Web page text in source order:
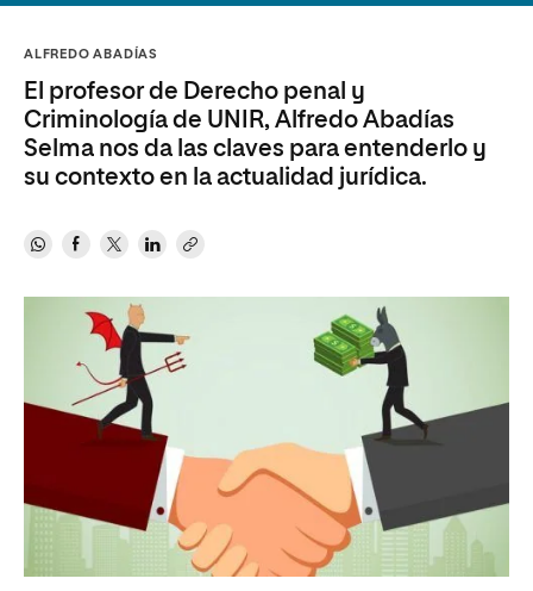
ALFREDO ABADÍAS
El profesor de Derecho penal y
Criminología de UNIR, Alfredo Abadías
Selma nos da las claves para entenderlo y
su contexto en la actualidad jurídica.